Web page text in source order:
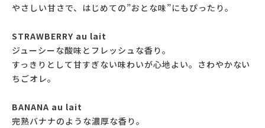
やさしい甘さで、はじめての”おとな味”にもぴったり。
STRAWBERRY au lait
ジューシーな酸味とフレッシュな香り。
すっきりとして甘すぎない味わいが心地よい。さわやかない
ちごオレ。
BANANA au lait
完熟バナナのような濃厚な香り。